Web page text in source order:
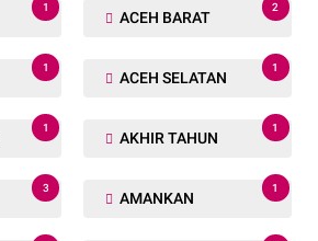
1
ACEH BARAT
2
1
ACEH SELATAN
1
1
AKHIR TAHUN
1
3
AMANKAN
1